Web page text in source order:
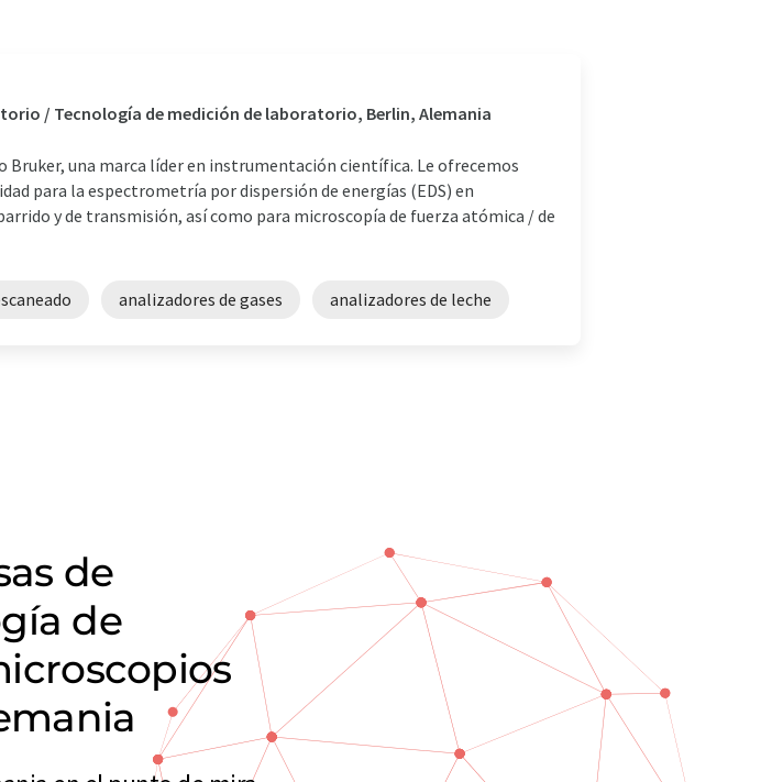
/ Tecnología de medición de laboratorio, Berlin, Alemania
Bruker, una marca líder en instrumentación científica. Le ofrecemos
para la espectrometría por dispersión de energías (EDS) en
y de transmisión, así como para microscopía de fuerza atómica / de
analizadores de gases analizadores de leche
de
de